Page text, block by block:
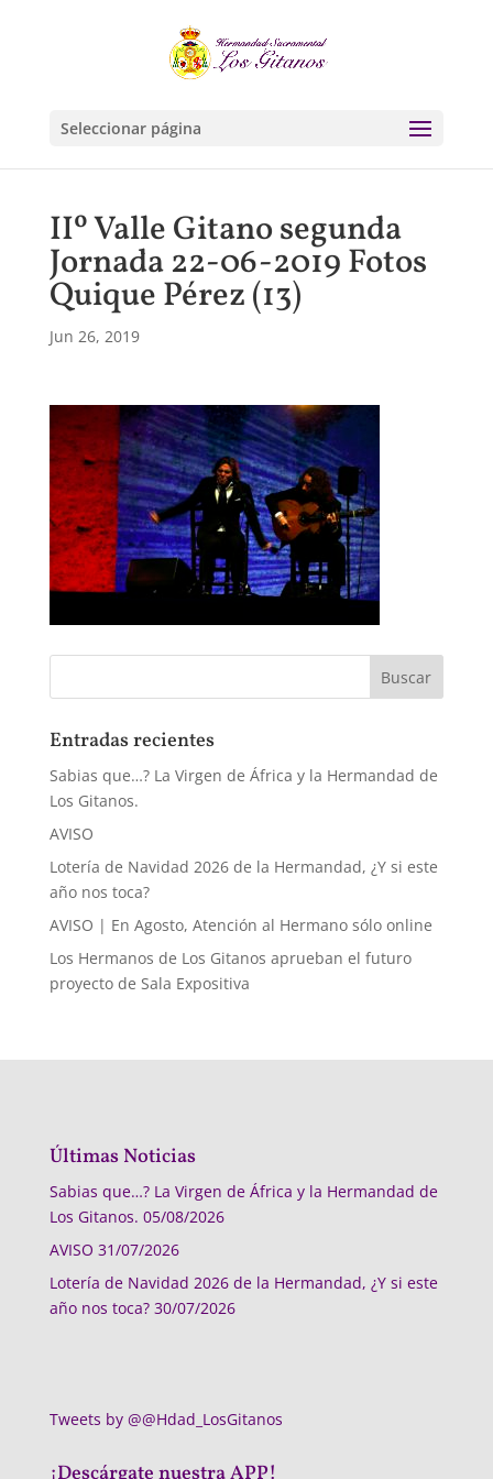
Seleccionar página
IIº Valle Gitano segunda
Jornada 22-06-2019 Fotos
Quique Pérez (13)
Jun 26, 2019
Entradas recientes
Sabias que…? La Virgen de África y la Hermandad de
Los Gitanos.
AVISO
Lotería de Navidad 2026 de la Hermandad, ¿Y si este
año nos toca?
AVISO | En Agosto, Atención al Hermano sólo online
Los Hermanos de Los Gitanos aprueban el futuro
proyecto de Sala Expositiva
Últimas Noticias
Sabias que…? La Virgen de África y la Hermandad de
Los Gitanos. 05/08/2026
AVISO 31/07/2026
Lotería de Navidad 2026 de la Hermandad, ¿Y si este
año nos toca? 30/07/2026
Tweets by @@Hdad_LosGitanos